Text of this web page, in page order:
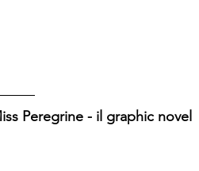
Peregrine - il graphic novel